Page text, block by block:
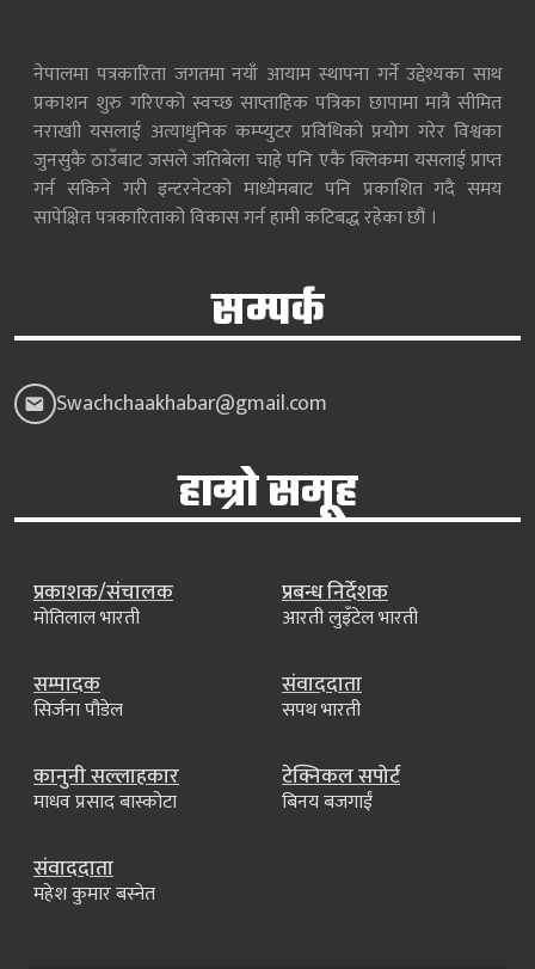
नेपालमा पत्रकारिता जगतमा नयाँ आयाम स्थापना गर्ने उद्देश्यका साथ
प्रकाशन शुरु गरिएको स्वच्छ साप्ताहिक पत्रिका छापामा मात्रै सीमित
नराखाी यसलाई अत्याधुनिक कम्प्युटर प्रविधिको प्रयोग गरेर विश्वका
जुनसुकै ठाउँबाट जसले जतिबेला चाहे पनि एकै क्लिकमा यसलाई प्राप्त
गर्न सकिने गरी इन्टरनेटको माध्येमबाट पनि प्रकाशित गदै समय
सापेक्षित पत्रकारिताको विकास गर्न हामी कटिबद्ध रहेका छौं ।
सम्पर्क
Swachchaakhabar@gmail.com
हाम्रो समूह
प्रकाशक/संचालक
मोतिलाल भारती
प्रबन्ध निर्देशक
आरती लुइँटेल भारती
सम्पादक
सिर्जना पौडेल
संवाददाता
सपथ भारती
कानुनी सल्लाहकार
माधव प्रसाद बास्कोटा
टेक्निकल सपोर्ट
बिनय बजगाईं
संवाददाता
महेश कुमार बस्नेत